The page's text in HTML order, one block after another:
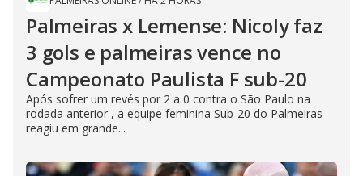
Palmeiras x Lemense: Nicoly faz
3 gols e palmeiras vence no
Campeonato Paulista F sub-20
Após sofrer um revés por 2 a 0 contra o São Paulo na
rodada anterior , a equipe feminina Sub-20 do Palmeiras
reagiu em grande...